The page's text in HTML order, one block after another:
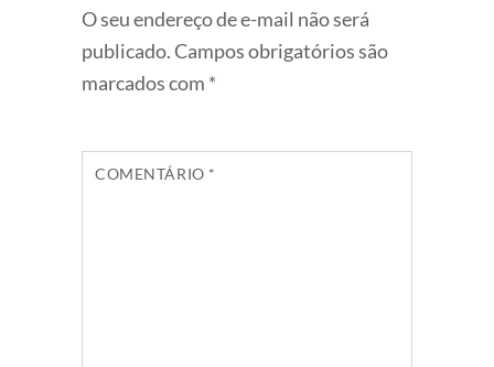
O seu endereço de e-mail não será
publicado.Campos obrigatórios são
marcados com *
COMENTÁRIO *